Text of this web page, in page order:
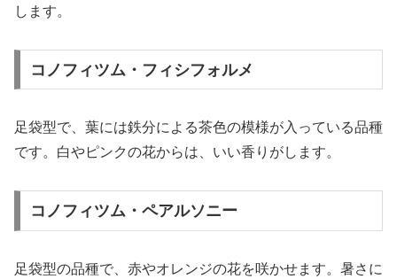
します。
コノフィツム・フィシフォルメ
足袋型で、葉には鉄分による茶色の模様が入っている品種
です。白やピンクの花からは、いい香りがします。
コノフィツム・ペアルソニー
足袋型の品種で、赤やオレンジの花を咲かせます。暑さに